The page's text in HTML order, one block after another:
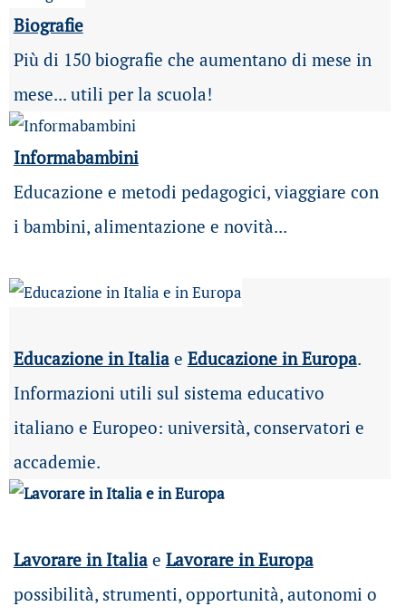
Biografie
Più di 150 biografie che aumentano di mese in
mese... utili per la scuola!
Informabambini
Educazione e metodi pedagogici, viaggiare con
i bambini, alimentazione e novità...
Educazione in Italiae Educazione in Europa.
Informazioni utili sul sistema educativo
italiano e Europeo: università, conservatori e
accademie.
Lavorare in Italia e Lavorare in Europa
possibilità, strumenti, opportunità, autonomi o